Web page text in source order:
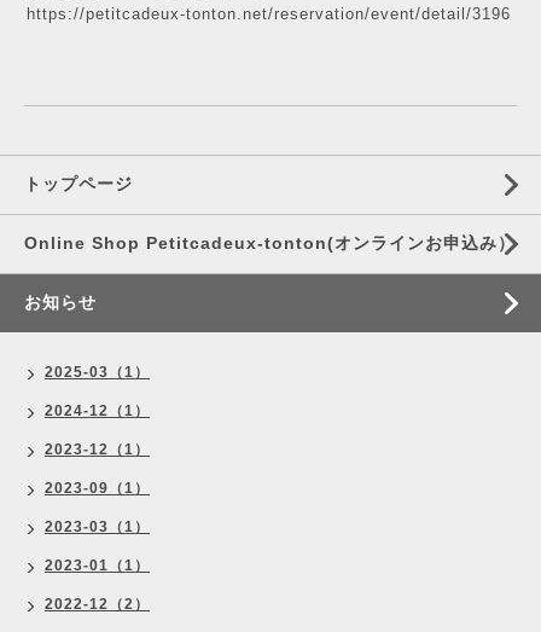
https://petitcadeux-tonton.net/reservation/event/detail/3196
トップページ
Online Shop Petitcadeux-tonton(オンラインお申込み）
お知らせ
2025-03（1）
2024-12（1）
2023-12（1）
2023-09（1）
2023-03（1）
2023-01（1）
2022-12（2）